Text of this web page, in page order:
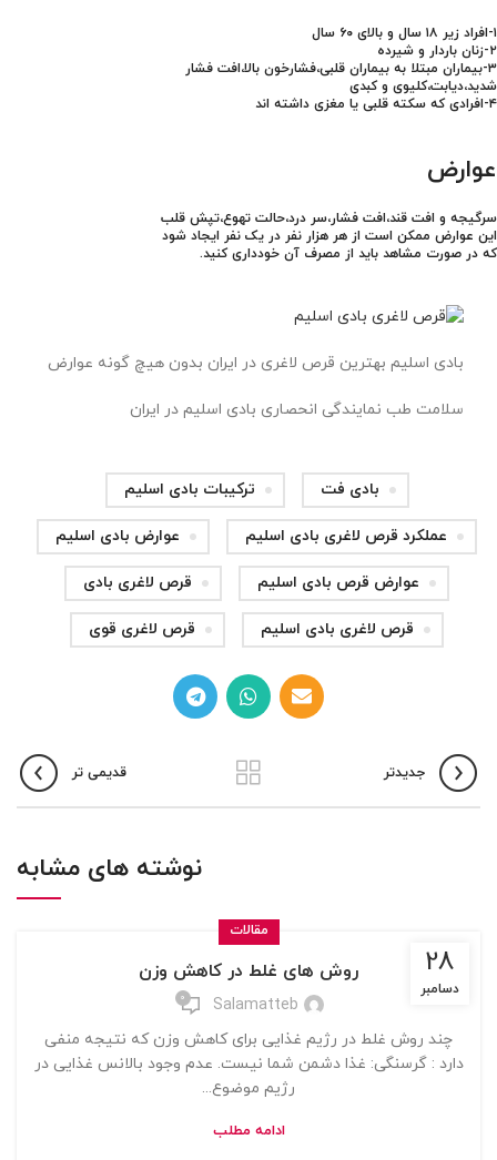
۱-افراد زیر ۱۸ سال و بالای ۶۰ سال
۲-زنان باردار و شیرده
۳-بیماران مبتلا به بیماران قلبی،فشارخون بالا،افت فشار
شدید،دیابت،کلیوی و کبدی
۴-افرادی که سکته قلبی یا مغزی داشته اند
عوارض
سرگیجه و افت قند،افت فشار،سر درد،حالت تهوع،تپش قلب
این عوارض ممکن است از هر هزار نفر در یک نفر ایجاد شود
که در صورت مشاهد باید از مصرف آن خودداری کنید.
بادی اسلیم بهترین قرص لاغری در ایران بدون هیچ گونه عوارض
سلامت طب نمایندگی انحصاری بادی اسلیم در ایران
بادی فت ترکیبات بادی اسلیم
عملکرد قرص لاغری بادی اسلیم عوارض بادی اسلیم
عوارض قرص بادی اسلیم قرص لاغری بادی
قرص لاغری بادی اسلیم قرص لاغری قوی
جدیدتر قدیمی تر
نوشته های مشابه
28
دسامبر
مقالات
روش های غلط در کاهش وزن
Salamatteb
0
چند روش غلط در رژیم غذایی برای کاهش وزن که نتیجه منفی
دارد : گرسنگی: غذا دشمن شما نیست. عدم وجود بالانس غذایی در
رژیم موضوع...
ادامه مطلب